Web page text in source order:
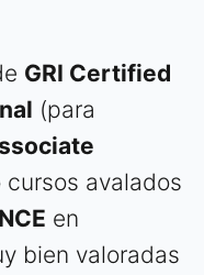
GRI Certified
(para
avalados
en
bien valoradas